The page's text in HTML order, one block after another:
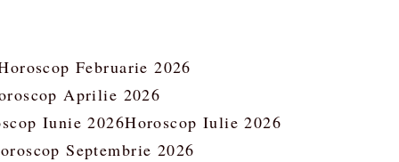
Februarie 2026
Aprilie 2026
Iunie 2026Horoscop Iulie 2026
Septembrie 2026